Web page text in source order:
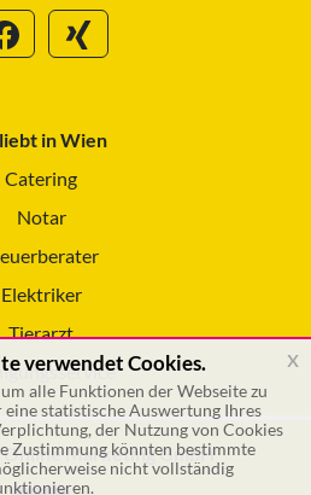
in Wien
Catering
Notar
Elektriker
Tierarzt
Online Marketing GmbH
verwendet Cookies.
alle Funktionen der Webseite zu
statistische Auswertung Ihres
der Nutzung von Cookies
Zustimmung könnten bestimmte
nicht vollständig
x